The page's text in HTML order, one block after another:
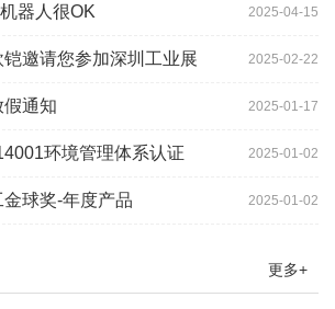
2025-04-15
器人很OK
2025-02-22
邀请您参加深圳工业展
2025-01-17
通知
2025-01-02
环境管理体系认证
2025-01-02
球奖-年度产品
更多+